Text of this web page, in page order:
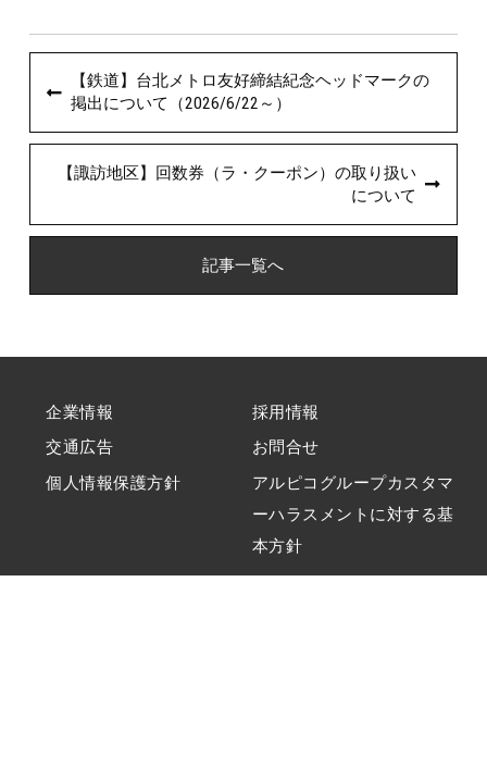
【鉄道】台北メトロ友好締結紀念ヘッドマークの
掲出について（2026/6/22～）
記事一覧へ
【諏訪地区】回数券（ラ・クーポン）の取り扱い
について
企業情報
採用情報
交通広告
お問合せ
個人情報保護方針
アルピコグループカスタマ
ーハラスメントに対する基
本方針